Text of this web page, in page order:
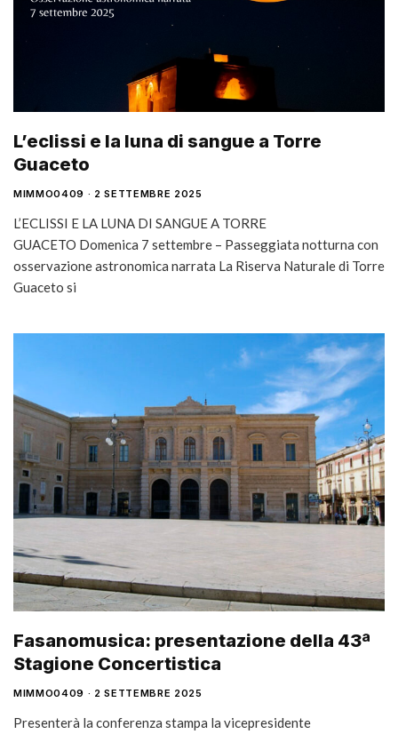
L’eclissi e la luna di sangue a Torre
Guaceto
MIMMO0409 2 SETTEMBRE 2025
L’ECLISSI E LA LUNA DI SANGUE A TORRE
GUACETO Domenica 7 settembre – Passeggiata notturna con
osservazione astronomica narrata La Riserva Naturale di Torre
Guaceto si
Fasanomusica: presentazione della 43ª
Stagione Concertistica
MIMMO0409 2 SETTEMBRE 2025
Presenterà la conferenza stampa la vicepresidente